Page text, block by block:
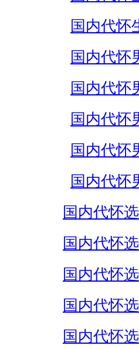
国内代怀
国内代怀
国内代怀
国内代怀
国内代怀
国内代怀
国内代怀
国内代怀
国内代怀
国内代怀
国内代怀